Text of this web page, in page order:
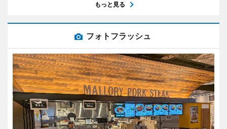
もっと見る
フォトフラッシュ